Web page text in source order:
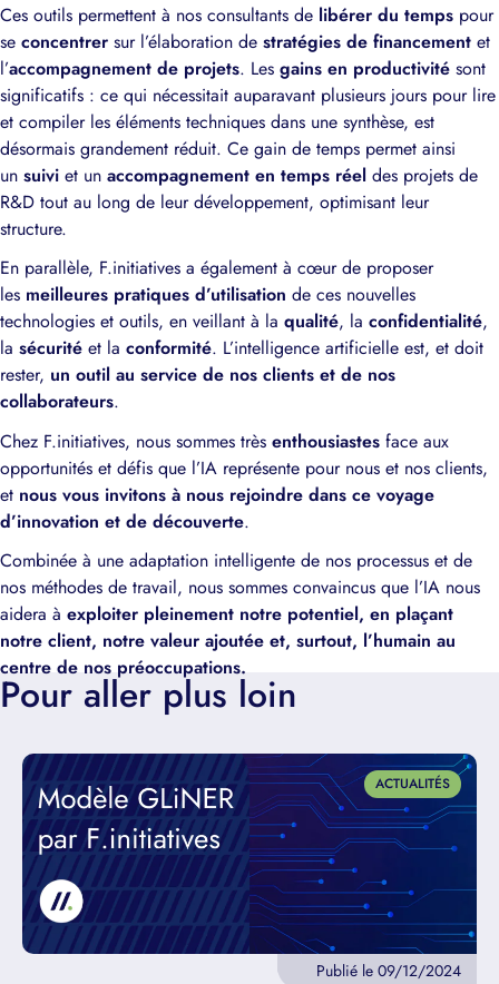
Ces outils permettent à nos consultants de libérer du temps pour
se concentrer sur l’élaboration de stratégies de financement et
l’accompagnement de projets. Les gains en productivité sont
significatifs : ce qui nécessitait auparavant plusieurs jours pour lire
et compiler les éléments techniques dans une synthèse, est
désormais grandement réduit. Ce gain de temps permet ainsi
un suivi et un accompagnement en temps réel des projets de
R&D tout au long de leur développement, optimisant leur
structure.
En parallèle, F.initiatives a également à cœur de proposer
les meilleures pratiques d’utilisation de ces nouvelles
technologies et outils, en veillant à la qualité, la confidentialité,
la sécurité et la conformité. L’intelligence artificielle est, et doit
rester, un outil au service de nos clients et de nos
collaborateurs.
Chez F.initiatives, nous sommes très enthousiastes face aux
opportunités et défis que l’IA représente pour nous et nos clients,
et nous vous invitons à nous rejoindre dans ce voyage
d’innovation et de découverte.
Combinée à une adaptation intelligente de nos processus et de
nos méthodes de travail, nous sommes convaincus que l’IA nous
aidera à exploiter pleinement notre potentiel, en plaçant
notre client, notre valeur ajoutée et, surtout, l’humain au
centre de nos préoccupations.
Pour aller plus loin
ACTUALITÉS
Publié le 09/12/2024